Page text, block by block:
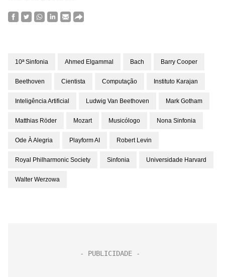
10ª Sinfonia Ahmed Elgammal Bach Barry Cooper
Beethoven Cientista Computação Instituto Karajan
Inteligência Artificial Ludwig Van Beethoven Mark Gotham
Matthias Röder Mozart Musicólogo Nona Sinfonia
Ode À Alegria Playform AI Robert Levin
Royal Philharmonic Society Sinfonia Universidade Harvard
Walter Werzowa